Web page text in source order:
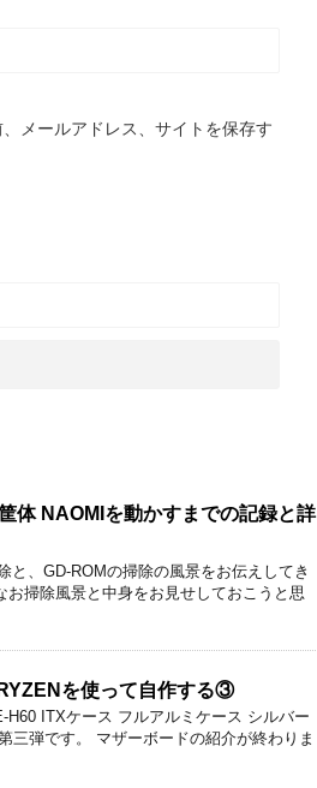
メールアドレス、サイトを保存す
体 NAOMIを動かすまでの記録と詳
、GD-ROMの掃除の風景をお伝えしてき
掃除風景と中身をお見せしておこうと思
を使って自作する③
ITXケース フルアルミケース シルバー
三弾です。 マザーボードの紹介が終わりま